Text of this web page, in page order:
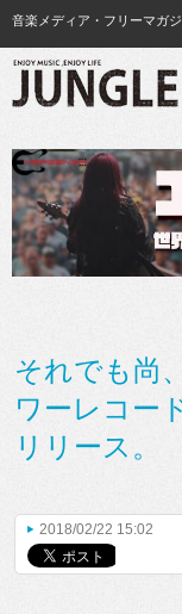
音楽メディア・フリーマガ
それでも尚
ワーレコー
リリース。
2018/02/22 15:02